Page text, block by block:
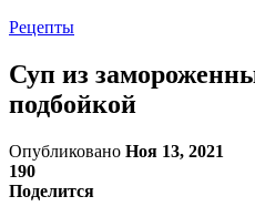
Рецепты
Суп из
подбойкой
Опубликовано Ноя 13, 2021
190
Поделится